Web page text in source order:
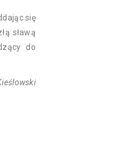
się
sławą
do